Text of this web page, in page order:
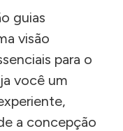
guias
visão
para o
você um
a concepção